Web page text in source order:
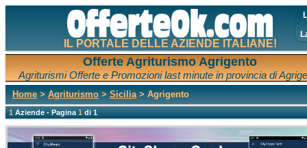
IL PORTALE DELLE AZIENDE ITALIANE!
Offerte Agriturismo Agrigento
Agriturismi Offerte e Promozioni last minute in provincia di
Home > Agriturismo > Sicilia> Agrigento
1Aziende - Pagina1di 1